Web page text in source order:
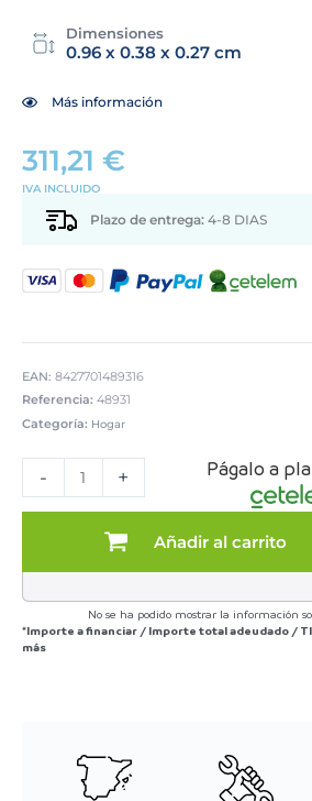
Dimensiones
0.96 x 0.38 x 0.27 cm
Más información
311,21 €
IVA INCLUIDO
Plazo de entrega: 4-8 DIAS
EAN: 8427701489316
Referencia: 48931
Categoría: Hogar
-
MADERA/ESPEJO+922
cantidad
+
Añadir al carrito
Págalo a
No se ha podido mostrar la información
*Importe a financiar / Importe total adeudado /
más